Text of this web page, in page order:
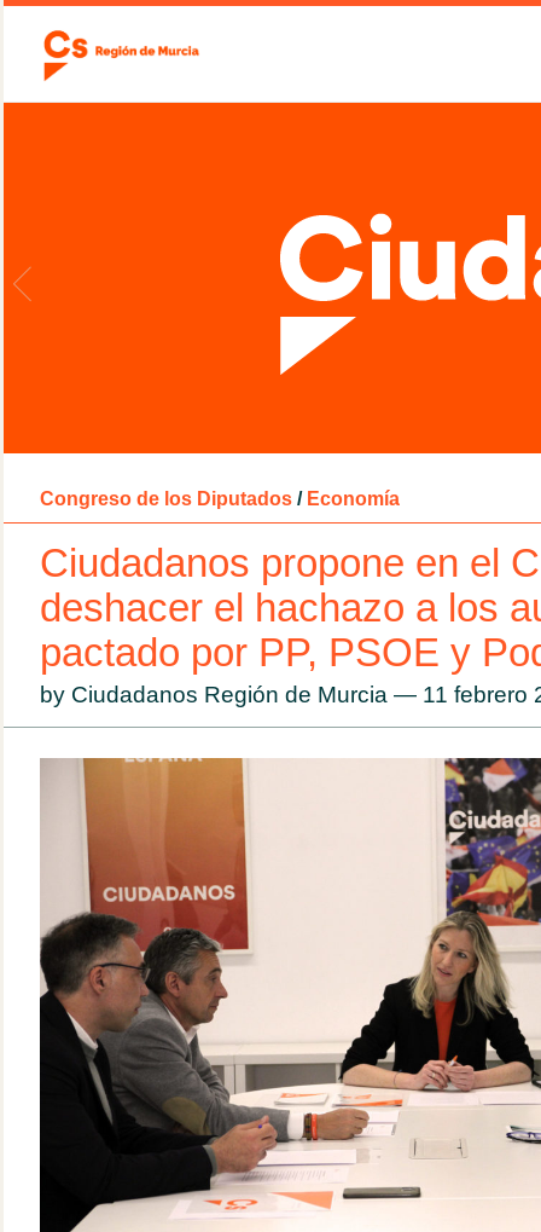
Congreso de los Diputados / Economía
Ciudadanos propone en el
deshacer el hachazo a los
pactado por PP, PSOE y
by Ciudadanos Región de Murcia — 11 febrero